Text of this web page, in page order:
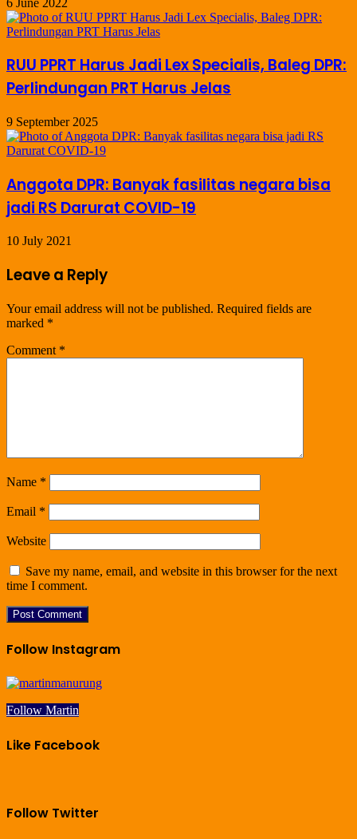
RUU PPRT Harus Jadi Lex Specialis, Baleg DPR:
Perlindungan PRT Harus Jelas
9 September 2025
Anggota DPR: Banyak fasilitas negara bisa
jadi RS Darurat COVID-19
10 July 2021
Leave a Reply
Your email address will not be published. Required fields are
marked *
Comment *
Name *
Email *
Website
Save my name, email, and website in this browser for the next
time I comment.
Follow Instagram
Follow Martin
Like Facebook
Follow Twitter